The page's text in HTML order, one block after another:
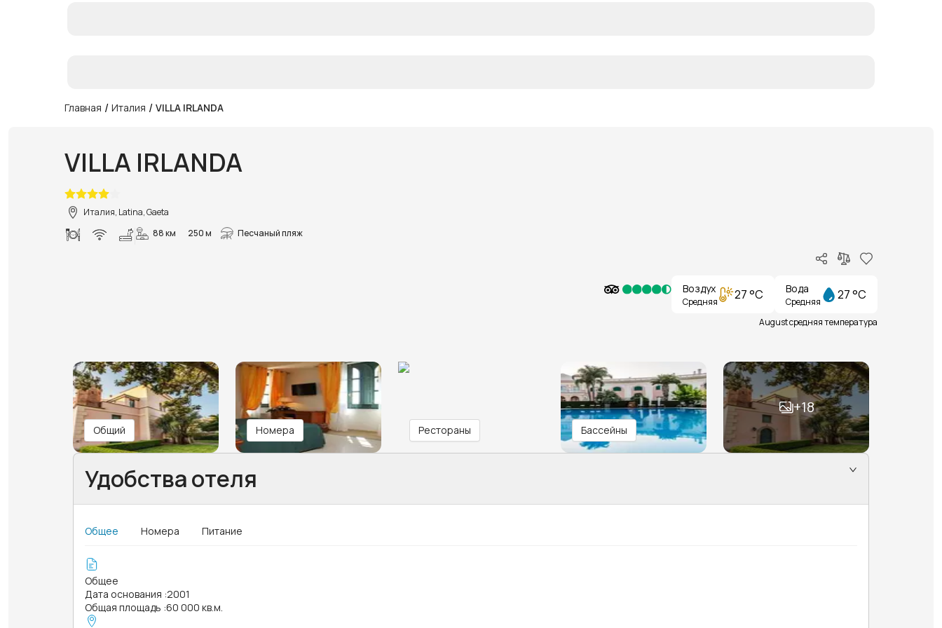
Главная / Италия / VILLA IRLANDA
VILLA IRLANDA
Италия, Latina, Gaeta
88 км
250 м Песчаный пляж
Воздух
Средняя 27 °C Вода
Средняя 27 °C
August средняя температура
Общий Номера Рестораны Бассейны
+18
Удобства отеля
Общее Номера Питание
Общее
Дата основания :2001
Общая площадь :60 000 кв.м.